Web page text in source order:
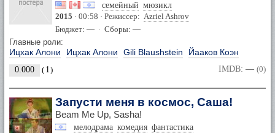
семейный мюзикл
2015 · 00:58 · Режиссер: Azriel Ashrov
Бюджет: — · Сборы: —
Главные роли:
Ицхак Алони Ицхак Алони Gili Blaushstein Йааков Коэн
0.000 ( 1) IMDB: — (0)
Запусти меня в космос, Саша!
Beam Me Up, Sasha!
мелодрама комедия фантастика